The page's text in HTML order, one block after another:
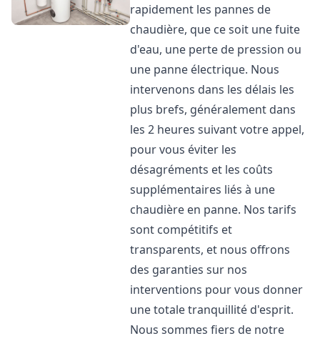
rapidement les pannes de
chaudière, que ce soit une fuite
d'eau, une perte de pression ou
une panne électrique. Nous
intervenons dans les délais les
plus brefs, généralement dans
les 2 heures suivant votre appel,
pour vous éviter les
désagréments et les coûts
supplémentaires liés à une
chaudière en panne. Nos tarifs
sont compétitifs et
transparents, et nous offrons
des garanties sur nos
interventions pour vous donner
une totale tranquillité d'esprit.
Nous sommes fiers de notre